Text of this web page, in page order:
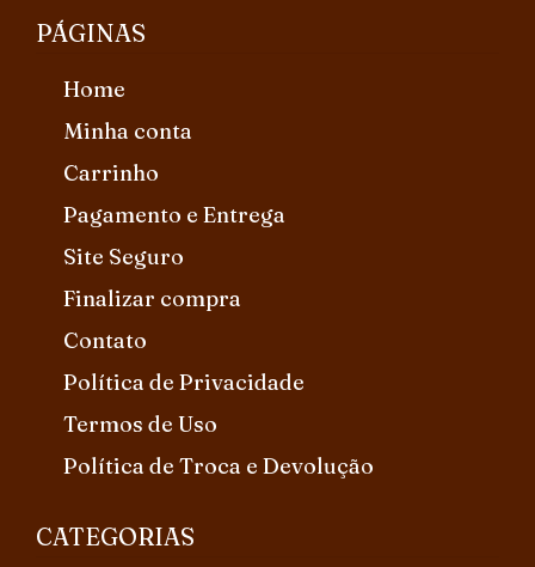
PÁGINAS
Home
Minha conta
Carrinho
Pagamento e Entrega
Site Seguro
Finalizar compra
Contato
Política de Privacidade
Termos de Uso
Política de Troca e Devolução
CATEGORIAS